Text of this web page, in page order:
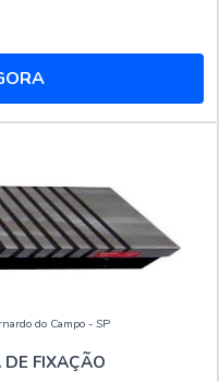
do Campo - SP
FIXAÇÃO